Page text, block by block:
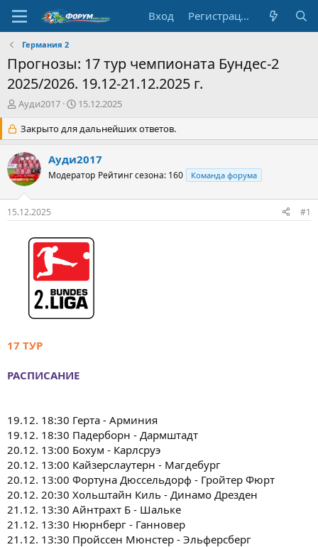
Вход Регистрация
Германия 2
Прогнозы: 17 тур чемпионата Бундес-2
2025/2026. 19.12-21.12.2025 г.
А
т
о
р
т
е
м
Ауди2017
Д
т
а
н
а
ч
а
15.12.2025
Закрыто для дальнейших ответов.
Ауди2017
Модератор Рейтинг сезона: 160 Команда форума
15.12.2025 #1
17 ТУР
РАСПИСАНИЕ
19.12. 18:30 Герта - Арминия
19.12. 18:30 Падерборн - Дармштадт
20.12. 13:00 Бохум - Карлсруэ
20.12. 13:00 Кайзерслаутерн - Магдебург
20.12. 13:00 Фортуна Дюссельдорф - Гройтер Фюрт
20.12. 20:30 Хольштайн Киль - Динамо Дрезден
21.12. 13:30 Айнтрахт Б - Шальке
21.12. 13:30 Нюрнберг - Ганновер
21.12. 13:30 Пройссен Мюнстер - Эльферсберг